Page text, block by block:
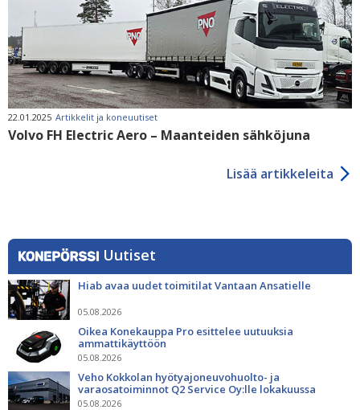
22.01.2025 Artikkelit ja koneuutiset
Volvo FH Electric Aero – Maanteiden sähköjuna
Lisää artikkeleita
Uutiset
Hiab avaa uudet toimitilat Vantaan Ansatielle
05.08.2026
Oikea Konekauppa Pro esittelee uutuuksia
ammattikäyttöön
05.08.2026
Veho Kokkolan hyötyajoneuvohuolto- ja
varaosatoiminnot Q2 Service Oy:lle lokakuussa
05.08.2026